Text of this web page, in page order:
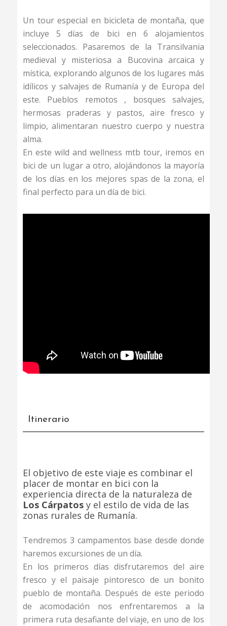
Un tour especial en bicicleta de montaña, que
incluye 5 días de bici en 6 alojamientos
seleccionados. Pasaremos de la Transilvania
medieval y misteriosa a Bucovina arcaica y
mística, explorando algunos de los lugares más
idílicos y salvajes de Rumanía y de Europa del
este. Pueblos remotos , bosques salvajes,
hermosas praderas y pastos, aire fresco y
limpio, alimentaran nuestro cuerpo y nuestra
alma.
En este wild and wellness mtb tour, iremos en
bici de un lugar a otro, alojándonos la mayoría
de los días en los mejores spas de la zona, el
final perfecto para un día de bici.
Itinerario
El objetivo de este viaje es combinar el
placer de montar en bici con la
experiencia directa de la naturaleza de
Los Cárpatos y el estilo de vida de las
zonas rurales de Rumanía.
Tendremos 3 campamentos base desde donde
haremos excursiones de un día.
En los primeros días disfrutaremos del aire
fresco y el paisaje pintoresco de un bonito
pueblo de montaña. Después de este periodo
de acomodación nos enfrentaremos a la
primera ruta desafiante del viaje, en uno de los